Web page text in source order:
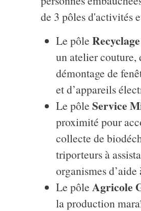
de 3 pôles d'activités
Le pôle
un atelier couture,
démontage de
et d’appareils
Le pôleService
proximité pour
collecte de
triporteurs à
organismes
Le pôle Agricole
la production